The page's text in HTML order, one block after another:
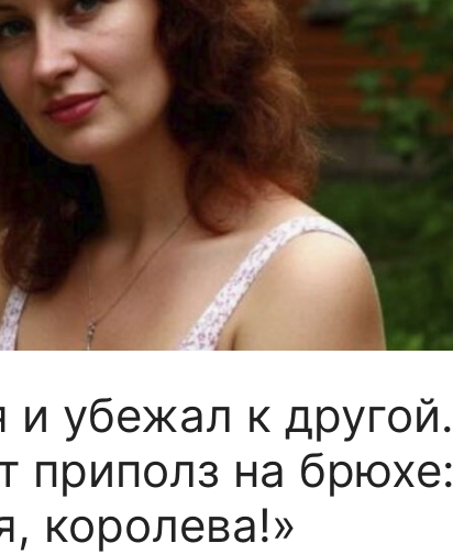
убежал к другой.
приполз на брюхе:
королева!»